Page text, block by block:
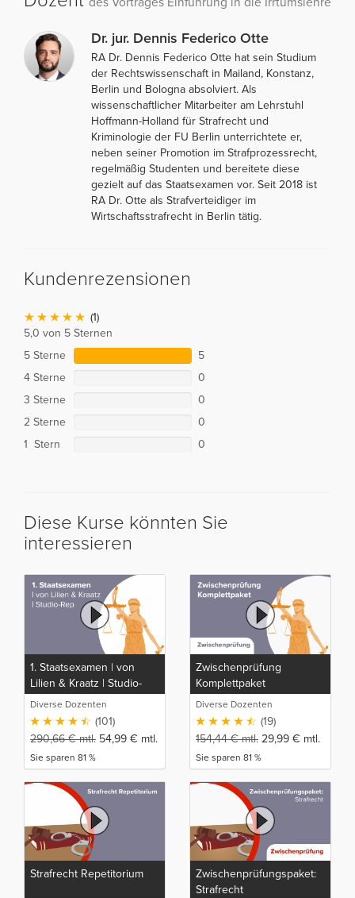
Dr. jur. Dennis Federico Otte
RA Dr. Dennis Federico Otte hat sein Studium
der Rechtswissenschaft in Mailand, Konstanz,
Berlin und Bologna absolviert. Als
wissenschaftlicher Mitarbeiter am Lehrstuhl
Hoffmann-Holland für Strafrecht und
Kriminologie der FU Berlin unterrichtete er,
neben seiner Promotion im Strafprozessrecht,
regelmäßig Studenten und bereitete diese
gezielt auf das Staatsexamen vor. Seit 2018 ist
RA Dr. Otte als Strafverteidiger im
Wirtschaftsstrafrecht in Berlin tätig.
Kundenrezensionen
(1)
5,0 von 5 Sternen
5 Sterne
5
4 Sterne
0
3 Sterne
0
2 Sterne
0
1 Stern
0
Diese Kurse könnten Sie
interessieren
1. Staatsexamen | von
Lilien & Kraatz | Studio-
Rep
Diverse Dozenten
(101)
290,66€mtl. 54,99 € mtl.
Sie sparen 81 %
Zwischenprüfung
Komplettpaket
Diverse Dozenten
(19)
154,44€mtl. 29,99 € mtl.
Sie sparen 81 %
Strafrecht Repetitorium
Zwischenprüfungspaket:
Strafrecht